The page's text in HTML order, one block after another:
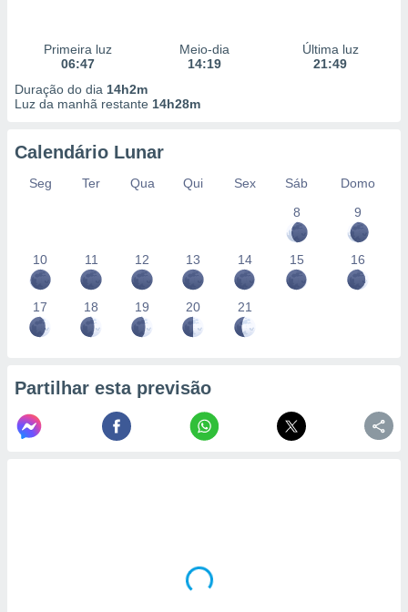
Primeira luz
06:47
Meio-dia
14:19
Última luz
21:49
Duração do dia 14h2m
Luz da manhã restante 14h28m
Calendário Lunar
Seg Ter Qua Qui Sex Sáb
Domo
8
9
10 11 12 13 14 15 16
17 18 19 20 21
Partilhar esta previsão